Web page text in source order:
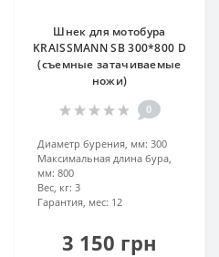
Шнек для мотобура
KRAISSMANN SB 300*800 D
(съемные затачиваемые
ножи)
0
Диаметр бурения, мм: 300
Максимальная длина бура,
мм: 800
Вес, кг: 3
Гарантия, мес: 12
3 150 грн